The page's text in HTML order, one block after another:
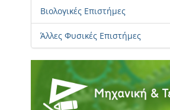
Βιολογικές Επιστήμες
Άλλες Φυσικές Επιστήμες